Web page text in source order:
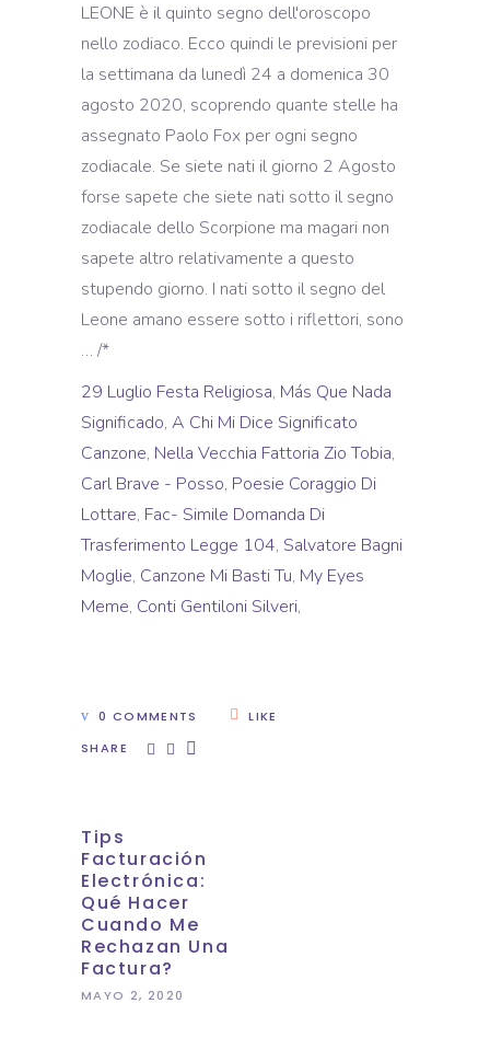
LEONE è il quinto segno dell'oroscopo
nello zodiaco. Ecco quindi le previsioni per
la settimana da lunedì 24 a domenica 30
agosto 2020, scoprendo quante stelle ha
assegnato Paolo Fox per ogni segno
zodiacale. Se siete nati il giorno 2 Agosto
forse sapete che siete nati sotto il segno
zodiacale dello Scorpione ma magari non
sapete altro relativamente a questo
stupendo giorno. I nati sotto il segno del
Leone amano essere sotto i riflettori, sono
… /*
29 Luglio Festa Religiosa, Más Que Nada
Significado, A Chi Mi Dice Significato
Canzone, Nella Vecchia Fattoria Zio Tobia,
Carl Brave - Posso, Poesie Coraggio Di
Lottare, Fac- Simile Domanda Di
Trasferimento Legge 104, Salvatore Bagni
Moglie, Canzone Mi Basti Tu, My Eyes
Meme, Conti Gentiloni Silveri,
0 COMMENTS
LIKE
SHARE
Tips
Facturación
Electrónica:
Qué Hacer
Cuando Me
Rechazan Una
Factura?
MAYO 2, 2020